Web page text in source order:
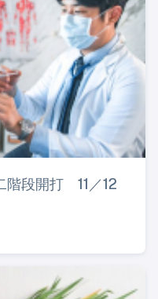
階段開打 11／12